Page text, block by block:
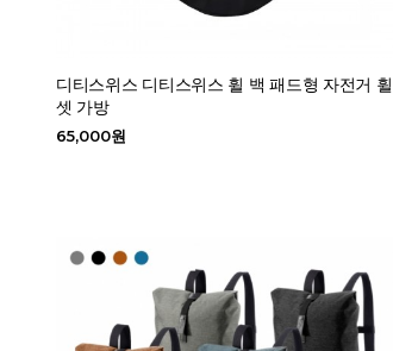
디티스위스 디티스위스 휠 백 패드형 자전거 휠
셋 가방
65,000원